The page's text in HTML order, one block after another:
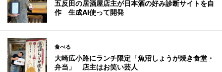
五反田の居酒屋店主が日本酒の好み診断サイトを自
作 生成AI使って開発
食べる
大崎広小路にランチ限定「魚沼しょうが焼き食堂・
弁当」 店主はお笑い芸人